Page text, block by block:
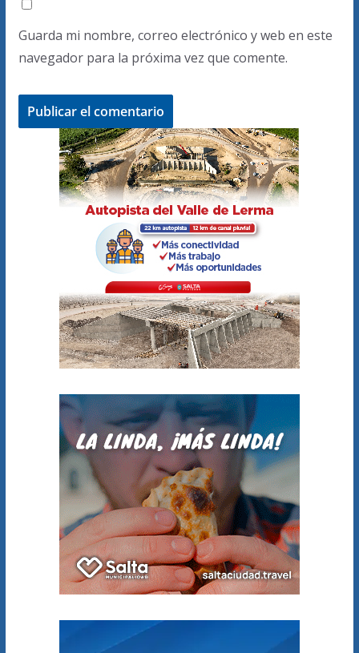
Guarda mi nombre, correo electrónico y web en este
navegador para la próxima vez que comente.